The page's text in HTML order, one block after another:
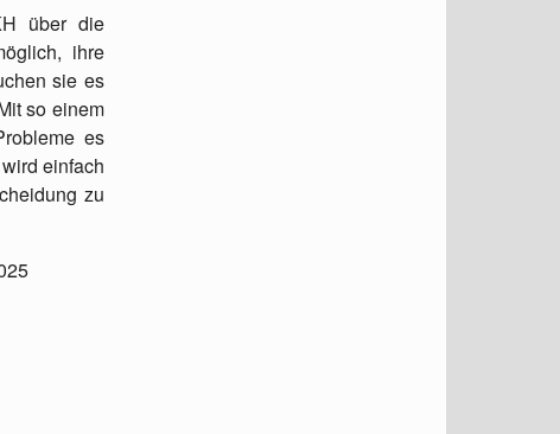
über die
ihre
sie es
so einem
es
einfach
zu